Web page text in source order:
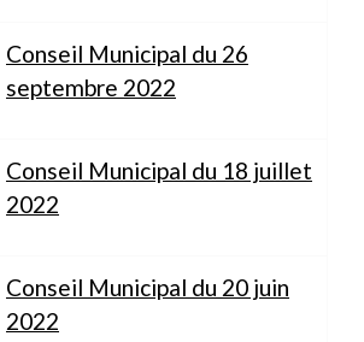
Conseil Municipal du 26
septembre 2022
Conseil Municipal du 18 juillet
2022
Conseil Municipal du 20 juin
2022